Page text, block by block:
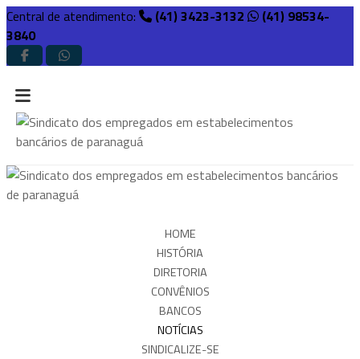
Central de atendimento: (41) 3423-3132
(41) 98534-
3840
HOME
HISTÓRIA
DIRETORIA
CONVÊNIOS
BANCOS
NOTÍCIAS
SINDICALIZE-SE